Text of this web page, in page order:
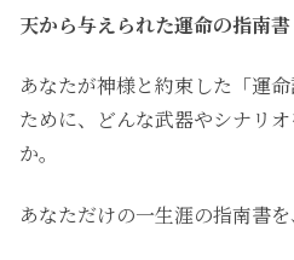
天から与えられた運命の指南書
あなたが神様と約束した「運
ために、どんな武器やシナリ
か。
あなただけの一生涯の指南書を